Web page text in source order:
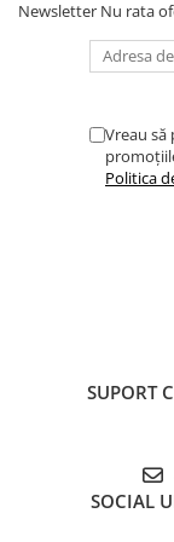
Newsletter Nu rata
Vreau
Politica
SUPORT
SOCIAL